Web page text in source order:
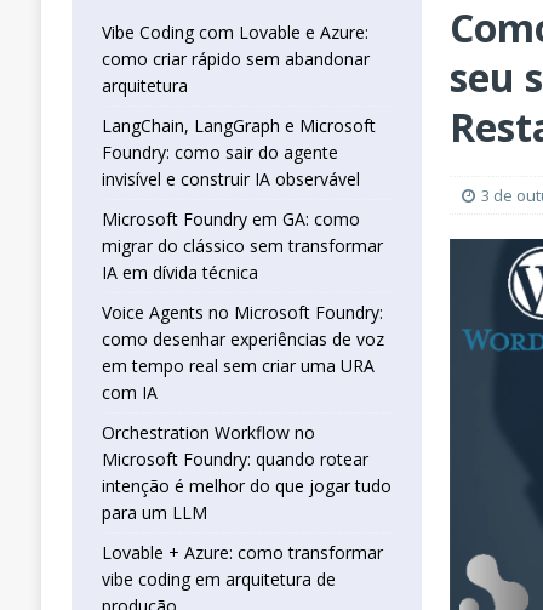
[ 27 de fevereiro de 2026 ]
Voice
real sem criar uma URA com IA
Orchestration
que jogar tudo para um LLM
[ 25 de abril de 2026 ]
Vibe Coding
seu
3 de
Vibe Coding com Lovable e Azure:
como criar rápido sem abandonar
arquitetura
LangChain, LangGraph e Microsoft
Foundry: como sair do agente
invisível e construir IA observável
Microsoft Foundry em GA: como
migrar do clássico sem transformar
IA em dívida técnica
Voice Agents no Microsoft Foundry:
como desenhar experiências de voz
em tempo real sem criar uma URA
com IA
Orchestration Workflow no
Microsoft Foundry: quando rotear
intenção é melhor do que jogar tudo
para um LLM
Lovable + Azure: como transformar
vibe coding em arquitetura de